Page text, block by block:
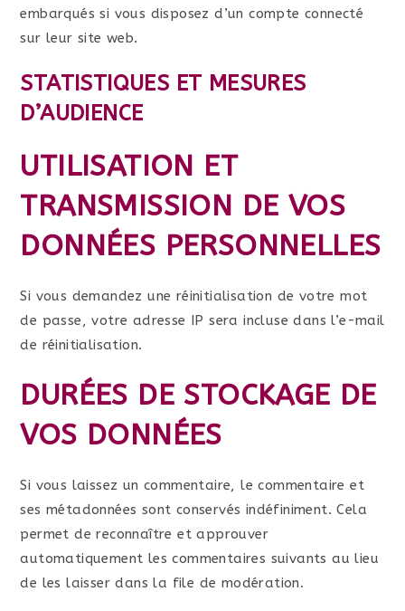
embarqués si vous disposez d’un compte connecté
sur leur site web.
STATISTIQUES ET MESURES
D’AUDIENCE
UTILISATION ET
TRANSMISSION DE VOS
DONNÉES PERSONNELLES
Si vous demandez une réinitialisation de votre mot
de passe, votre adresse IP sera incluse dans l’e-mail
de réinitialisation.
DURÉES DE STOCKAGE DE
VOS DONNÉES
Si vous laissez un commentaire, le commentaire et
ses métadonnées sont conservés indéfiniment. Cela
permet de reconnaître et approuver
automatiquement les commentaires suivants au lieu
de les laisser dans la file de modération.